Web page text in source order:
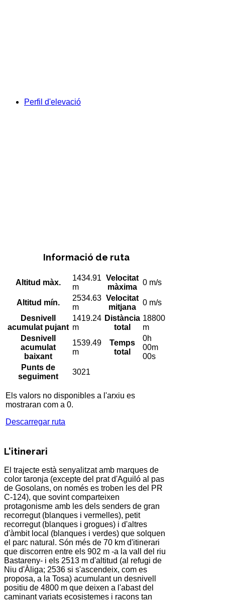
Perfil d'elevació
Informació de ruta
Altitud màx.
1434.91
m
Velocitat
màxima
0 m/s
Altitud mín.
2534.63
m
Velocitat
mitjana
0 m/s
Desnivell
acumulat pujant
1419.24
m
Distància
total
18800
m
Desnivell
acumulat
baixant
1539.49
m
Temps
total
0h
00m
00s
Punts de
seguiment
3021
Els valors no disponibles a l'arxiu es
mostraran com a 0.
Descarregar ruta
L'itinerari
El trajecte està senyalitzat amb marques de
color taronja (excepte del prat d'Aguiló al pas
de Gosolans, on només es troben les del PR
C-124), que sovint comparteixen
protagonisme amb les dels senders de gran
recorregut (blanques i vermelles), petit
recorregut (blanques i grogues) i d'altres
d'àmbit local (blanques i verdes) que solquen
el parc natural. Són més de 70 km d'itinerari
que discorren entre els 902 m -a la vall del riu
Bastareny- i els 2513 m d'altitud (al refugi de
Niu d'Àliga; 2536 si s'ascendeix, com es
proposa, a la Tosa) acumulant un desnivell
positiu de 4800 m que deixen a l'abast del
caminant variats ecosistemes i racons tan